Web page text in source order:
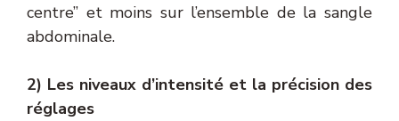
centre” et moins sur l’ensemble de la sangle
abdominale.
2) Les niveaux d’intensité et la précision des
réglages